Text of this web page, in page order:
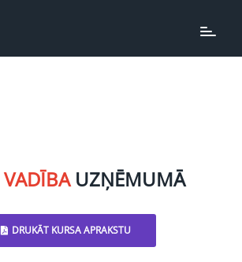
VADĪBAUZŅĒMUMĀ
DRUKĀT KURSA APRAKSTU